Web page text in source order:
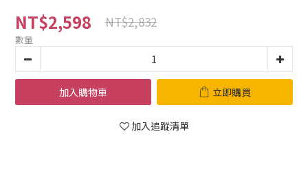
NT$2,598 NT$2,832
數量
加入購物車 立即購買
加入追蹤清單